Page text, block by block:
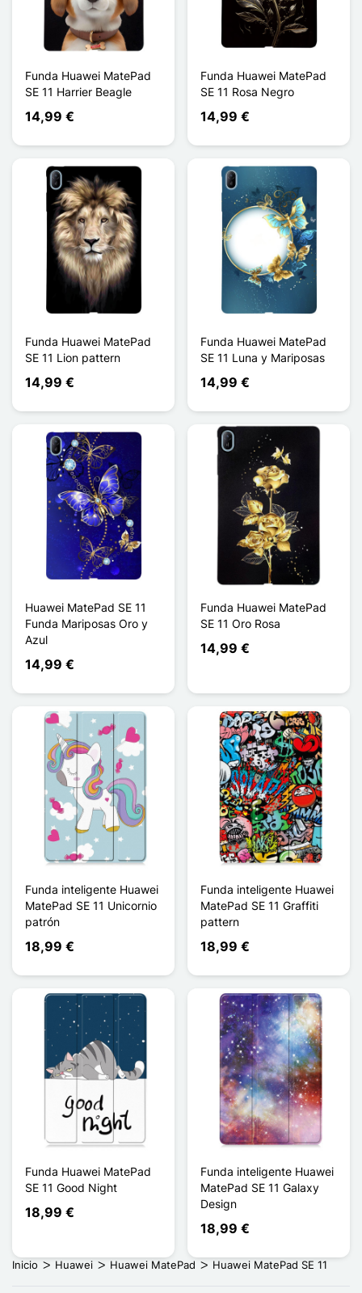
Funda Huawei MatePad
SE 11 Harrier Beagle
14,99 €
Funda Huawei MatePad
SE 11 Rosa Negro
14,99 €
Funda Huawei MatePad
SE 11 Lion pattern
14,99 €
Funda Huawei MatePad
SE 11 Luna y Mariposas
14,99 €
Huawei MatePad SE 11
Funda Mariposas Oro y
Azul
14,99 €
Funda Huawei MatePad
SE 11 Oro Rosa
14,99 €
Funda inteligente Huawei
MatePad SE 11 Unicornio
patrón
18,99 €
Funda inteligente Huawei
MatePad SE 11 Graffiti
pattern
18,99 €
Funda Huawei MatePad
SE 11 Good Night
18,99 €
Funda inteligente Huawei
MatePad SE 11 Galaxy
Design
18,99 €
Inicio Huawei Huawei MatePad Huawei MatePad SE 11